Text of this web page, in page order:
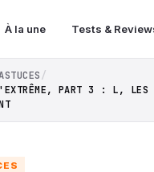
À la une Tests &
PART 3 : L, LES